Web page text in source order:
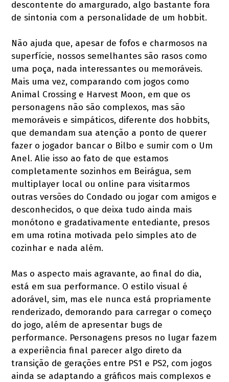
descontente do amargurado, algo bastante fora
de sintonia com a personalidade de um hobbit.
Não ajuda que, apesar de fofos e charmosos na
superfície, nossos semelhantes são rasos como
uma poça, nada interessantes ou memoráveis.
Mais uma vez, comparando com jogos como
Animal Crossing e Harvest Moon, em que os
personagens não são complexos, mas são
memoráveis e simpáticos, diferente dos hobbits,
que demandam sua atenção a ponto de querer
fazer o jogador bancar o Bilbo e sumir com o Um
Anel. Alie isso ao fato de que estamos
completamente sozinhos em Beirágua, sem
multiplayer local ou online para visitarmos
outras versões do Condado ou jogar com amigos e
desconhecidos, o que deixa tudo ainda mais
monótono e gradativamente entediante, presos
em uma rotina motivada pelo simples ato de
cozinhar e nada além.
Mas o aspecto mais agravante, ao final do dia,
está em sua performance. O estilo visual é
adorável, sim, mas ele nunca está propriamente
renderizado, demorando para carregar o começo
do jogo, além de apresentar bugs de
performance. Personagens presos no lugar fazem
a experiência final parecer algo direto da
transição de gerações entre PS1 e PS2, com jogos
ainda se adaptando a gráficos mais complexos e